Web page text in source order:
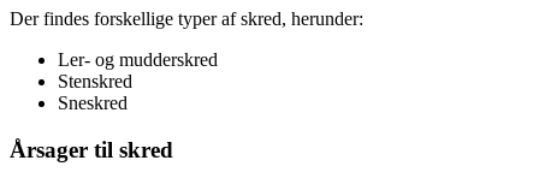
Der findes forskellige typer af skred, herunder:
Ler- og mudderskred
Stenskred
Sneskred
Årsager til skred